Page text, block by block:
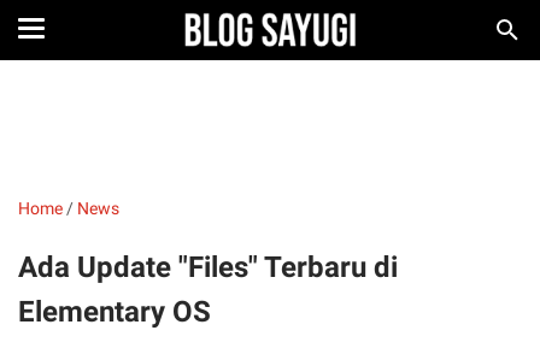
Home / News
Ada Update "Files" Terbaru di
Elementary OS